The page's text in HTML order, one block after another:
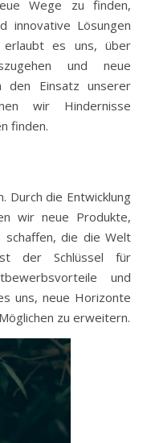
Wege zu finden,
innovative Lösungen
erlaubt es uns, über
und neue
den Einsatz unserer
wir Hindernisse
finden.
Durch die Entwicklung
wir neue Produkte,
schaffen, die die Welt
der Schlüssel für
und
uns, neue Horizonte
zu erweitern.